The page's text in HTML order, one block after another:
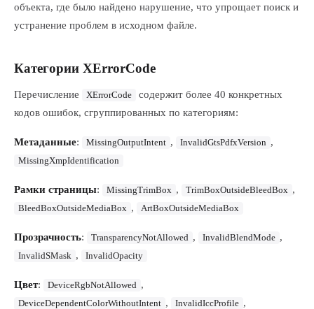
объекта, где было найдено нарушение, что упрощает поиск и
устранение проблем в исходном файле.
Категории XErrorCode
Перечисление XErrorCode
содержит более 40 конкретных
кодов ошибок, сгруппированных по категориям:
Метаданные: MissingOutputIntent , InvalidGtsPdfxVersion ,
MissingXmpIdentification
Рамки страницы: MissingTrimBox , TrimBoxOutsideBleedBox ,
BleedBoxOutsideMediaBox , ArtBoxOutsideMediaBox
Прозрачность: TransparencyNotAllowed , InvalidBlendMode ,
InvalidSMask , InvalidOpacity
Цвет: DeviceRgbNotAllowed ,
DeviceDependentColorWithoutIntent , InvalidIccProfile ,